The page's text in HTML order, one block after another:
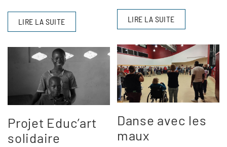
LIRE LA SUITE
Projet Educ’art
solidaire
LIRE LA SUITE
Danse avec les
maux